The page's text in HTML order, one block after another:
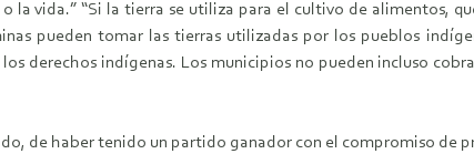
la vida.” “Si la tierra se utiliza para el cultivo de alimentos,
pueden tomar las tierras utilizadas por los pueblos
derechos indígenas. Los municipios no pueden incluso
de haber tenido un partido ganador con el compromiso de